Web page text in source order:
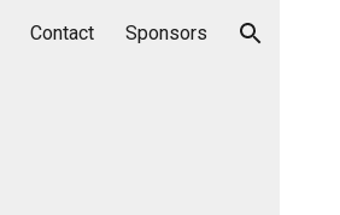
Contact Sponsors